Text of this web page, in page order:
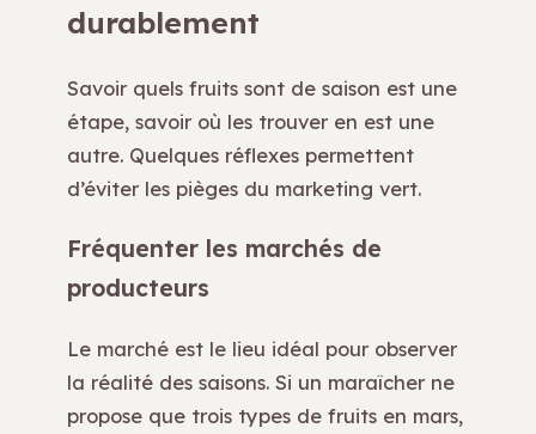
durablement
Savoir quels fruits sont de saison est une
étape, savoir où les trouver en est une
autre. Quelques réflexes permettent
d’éviter les pièges du marketing vert.
Fréquenter les marchés de
producteurs
Le marché est le lieu idéal pour observer
la réalité des saisons. Si un maraîcher ne
propose que trois types de fruits en mars,